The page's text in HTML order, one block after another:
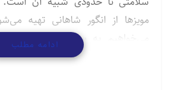
مویز‌ها از انگور شاهانی تهیه
می‌خواهیم
می‌خواهیم پاسخ دهیم.
ادامه مطلب